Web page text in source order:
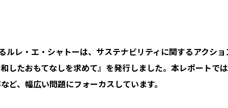
レ・エ・シャトーは、サステナビリティに関するアクシ
したおもてなしを求めて』を発行しました。本レポートで
、幅広い問題にフォーカスしています。